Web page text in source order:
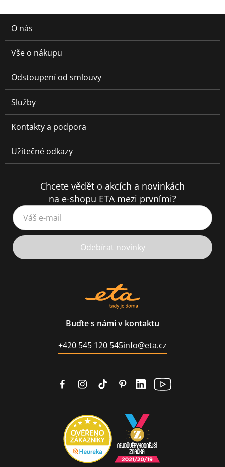
O nás
Vše o nákupu
Odstoupení od smlouvy
Služby
Kontakty a podpora
Užitečné odkazy
Chcete vědět o akcích a novinkách
na e-shopu ETA mezi prvními?
Váš e-mail
Odebírat novinky
Buďte s námi v kontaktu
+420 545 120 545info@eta.cz